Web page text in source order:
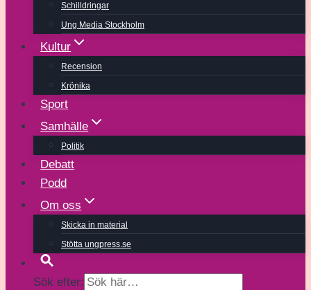
Schilldringar
Ung Media Stockholm
Kultur
Recension
Krönika
Sport
Samhälle
Politik
Debatt
Podd
Om oss
Skicka in material
Stötta ungpress.se
Sök efter: